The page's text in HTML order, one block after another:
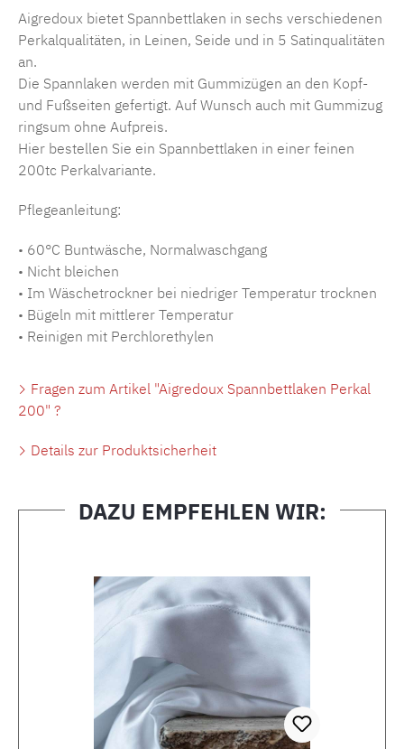
Aigredoux bietet Spannbettlaken in sechs verschiedenen
Perkalqualitäten, in Leinen, Seide und in 5 Satinqualitäten
an.
Die Spannlaken werden mit Gummizügen an den Kopf-
und Fußseiten gefertigt. Auf Wunsch auch mit Gummizug
ringsum ohne Aufpreis.
Hier bestellen Sie ein Spannbettlaken in einer feinen
200tc Perkalvariante.
Pflegeanleitung:
• 60°C Buntwäsche, Normalwaschgang
• Nicht bleichen
• Im Wäschetrockner bei niedriger Temperatur trocknen
• Bügeln mit mittlerer Temperatur
• Reinigen mit Perchlorethylen
Fragen zum Artikel "Aigredoux Spannbettlaken Perkal
200" ?
Details zur Produktsicherheit
DAZU EMPFEHLEN WIR: